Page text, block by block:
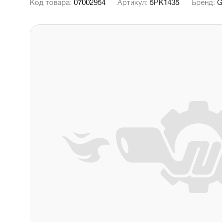
Код товара: 07002954 Артикул: 5PK1435 Бренд: